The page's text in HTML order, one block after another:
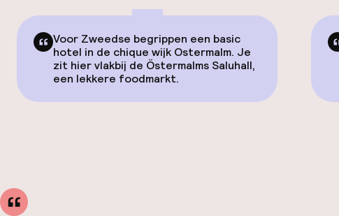
Voor Zweedse begrippen een basic
hotel in de chique wijk Ostermalm. Je
zit hier vlakbij de Östermalms Saluhall,
een lekkere foodmarkt.